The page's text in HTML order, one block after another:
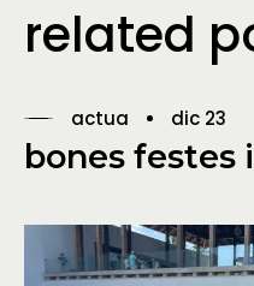
related
actua dic 23
bones festes